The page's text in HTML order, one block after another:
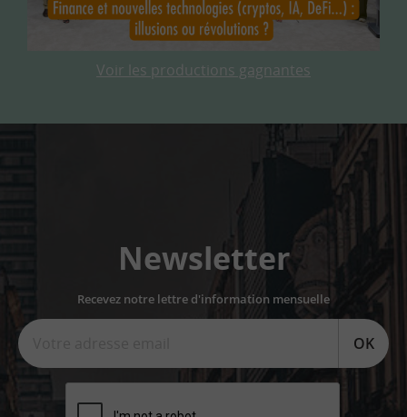
Voir les productions gagnantes
Newsletter
Recevez notre lettre d'information mensuelle
OK